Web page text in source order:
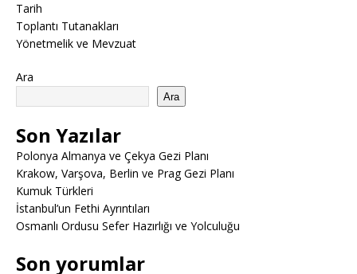
Tarih
Toplantı Tutanakları
Yönetmelik ve Mevzuat
Ara
Ara
Son Yazılar
Polonya Almanya ve Çekya Gezi Planı
Krakow, Varşova, Berlin ve Prag Gezi Planı
Kumuk Türkleri
İstanbul’un Fethi Ayrıntıları
Osmanlı Ordusu Sefer Hazırlığı ve Yolculuğu
Son yorumlar